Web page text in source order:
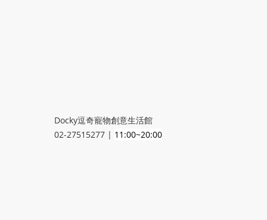
Docky逗奇寵物創意生活館
02-27515277 | 11:00~20:00